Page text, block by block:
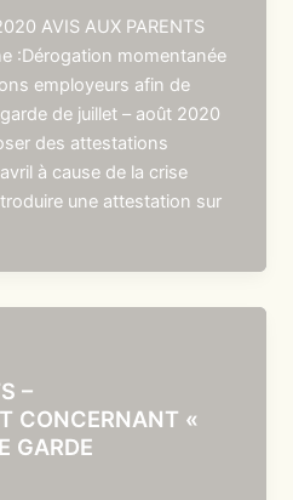
AVIS AUX PARENTS
:Dérogation momentanée
employeurs afin de
de juillet – août 2020
des attestations
à cause de la crise
une attestation sur
–
CONCERNANT «
GARDE